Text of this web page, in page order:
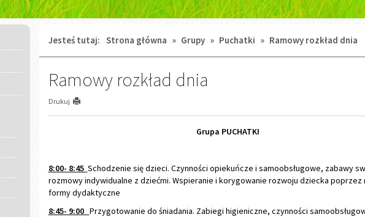
Jesteś tutaj: Strona główna » Grupy » Puchatki » Ramowy rozkład dnia
Ramowy rozkład dnia
Drukuj
Grupa PUCHATKI
8:00- 8:45 Schodzenie się dzieci. Czynności opiekuńcze i samoobsługowe, zabawy
rozmowy indywidualne z dziećmi. Wspieranie i korygowanie rozwoju dziecka poprzez
formy dydaktyczne
8:45- 9:00 Przygotowanie do śniadania. Zabiegi higieniczne, czynności